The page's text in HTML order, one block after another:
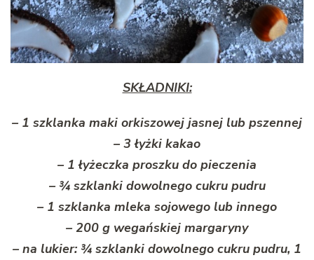
SKŁADNIKI:
– 1 szklanka maki orkiszowej jasnej lub pszennej
– 3 łyżki kakao
– 1 łyżeczka proszku do pieczenia
– ¾ szklanki dowolnego cukru pudru
– 1 szklanka mleka sojowego lub innego
– 200 g wegańskiej margaryny
– na lukier: ¾ szklanki dowolnego cukru pudru, 1